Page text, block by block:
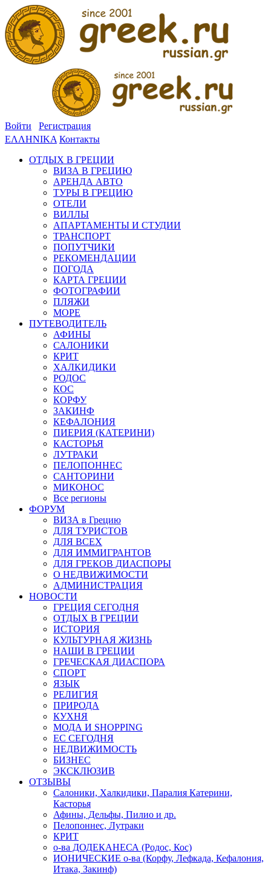
Войти
Регистрация
ΕΛΛΗΝΙΚΑ Контакты
ОТДЫХ В ГРЕЦИИ
ВИЗА В ГРЕЦИЮ
АРЕНДА АВТО
ТУРЫ В ГРЕЦИЮ
ОТЕЛИ
ВИЛЛЫ
АПАРТАМЕНТЫ И СТУДИИ
ТРАНСПОРТ
ПОПУТЧИКИ
РЕКОМЕНДАЦИИ
ПОГОДА
КАРТА ГРЕЦИИ
ФОТОГРАФИИ
ПЛЯЖИ
МОРЕ
ПУТЕВОДИТЕЛЬ
АФИНЫ
САЛОНИКИ
КРИТ
ХАЛКИДИКИ
РОДОС
КОС
КОРФУ
ЗАКИНФ
КЕФАЛОНИЯ
ПИЕРИЯ (КАТЕРИНИ)
КАСТОРЬЯ
ЛУТРАКИ
ПЕЛОПОННЕС
САНТОРИНИ
МИКОНОС
Все регионы
ФОРУМ
ВИЗА в Грецию
ДЛЯ ТУРИСТОВ
ДЛЯ ВСЕХ
ДЛЯ ИММИГРАНТОВ
ДЛЯ ГРЕКОВ ДИАСПОРЫ
О НЕДВИЖИМОСТИ
АДМИНИСТРАЦИЯ
НОВОСТИ
ГРЕЦИЯ СЕГОДНЯ
ОТДЫХ В ГРЕЦИИ
ИСТОРИЯ
КУЛЬТУРНАЯ ЖИЗНЬ
НАШИ В ГРЕЦИИ
ГРЕЧЕСКАЯ ДИАСПОРА
СПОРТ
ЯЗЫК
РЕЛИГИЯ
ПРИРОДА
КУХНЯ
МОДА И SHOPPING
ЕС СЕГОДНЯ
НЕДВИЖИМОСТЬ
БИЗНЕС
ЭКСКЛЮЗИВ
ОТЗЫВЫ
Салоники, Халкидики, Паралия Катерини,
Касторья
Афины, Дельфы, Пилио и др.
Пелопоннес, Лутраки
КРИТ
о-ва ДОДЕКАНЕСА (Родос, Кос)
ИОНИЧЕСКИЕ о-ва (Корфу, Лефкада, Кефалония,
Итака, Закинф)